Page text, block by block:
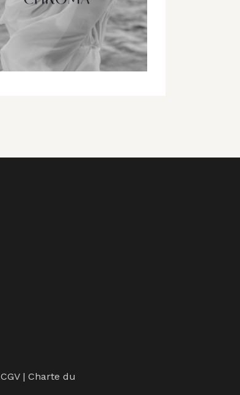
| Charte du